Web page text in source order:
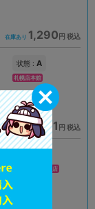
在庫あり 1,290 円 税込
状態 : A
札幌店本館
在庫あり 2,061 円 税込
横浜スカイビル店